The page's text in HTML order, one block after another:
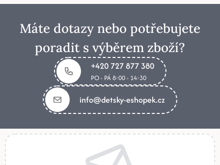
Máte dotazy nebo potřebujete
poradit s výběrem zboží?
+420 727 877 380
PO - PÁ 8:00 - 14:30
info@detsky-eshopek.cz